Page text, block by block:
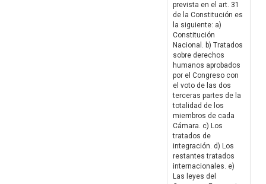
prevista en el art. 31
de la Constitución es
la siguiente: a)
Constitución
Nacional. b) Tratados
sobre derechos
humanos aprobados
por el Congreso con
el voto de las dos
terceras partes de la
totalidad de los
miembros de cada
Cámara. c) Los
tratados de
integración. d) Los
restantes tratados
internacionales. e)
Las leyes del